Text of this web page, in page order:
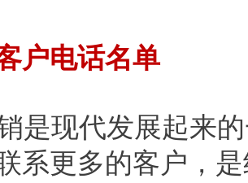
户电话名单
是现代发展起来
系更多的客户，